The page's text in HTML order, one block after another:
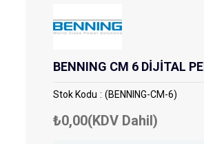
BENNING CM 6 DİJİTAL
Stok Kodu (BENNING-CM-6)
₺0,00(KDV Dahil)